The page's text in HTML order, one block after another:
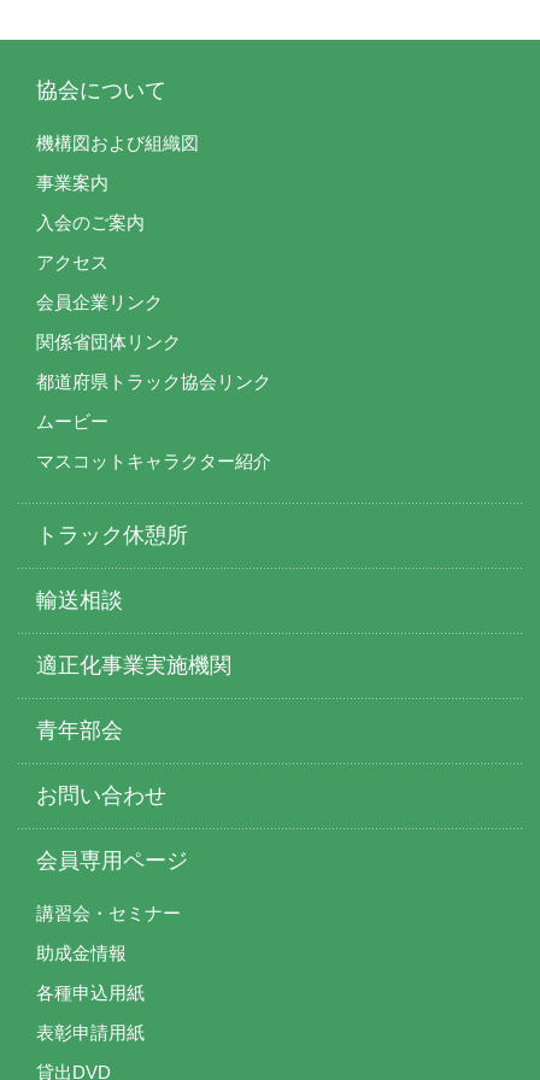
協会について
機構図および組織図
事業案内
入会のご案内
アクセス
会員企業リンク
関係省団体リンク
都道府県トラック協会リンク
ムービー
マスコットキャラクター紹介
トラック休憩所
輸送相談
適正化事業実施機関
青年部会
お問い合わせ
会員専用ページ
講習会・セミナー
助成金情報
各種申込用紙
表彰申請用紙
貸出DVD